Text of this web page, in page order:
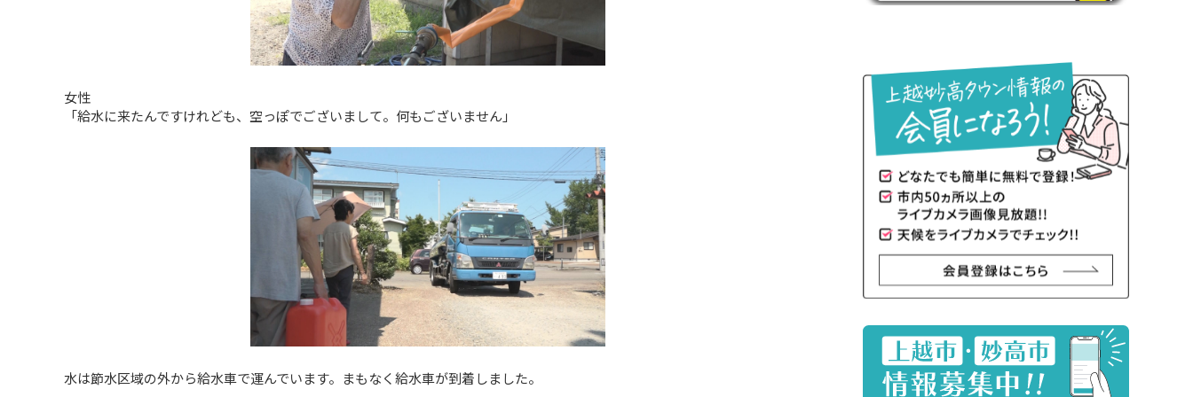
女性
「給水に来たんですけれども、空っぽでございまして。何もございません」
水は節水区域の外から給水車で運んでいます。まもなく給水車が到着しました。